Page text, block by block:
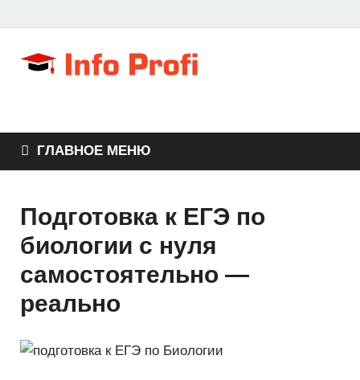
ГЛАВНОЕ МЕНЮ
Подготовка к ЕГЭ по
биологии с нуля
самостоятельно —
реально